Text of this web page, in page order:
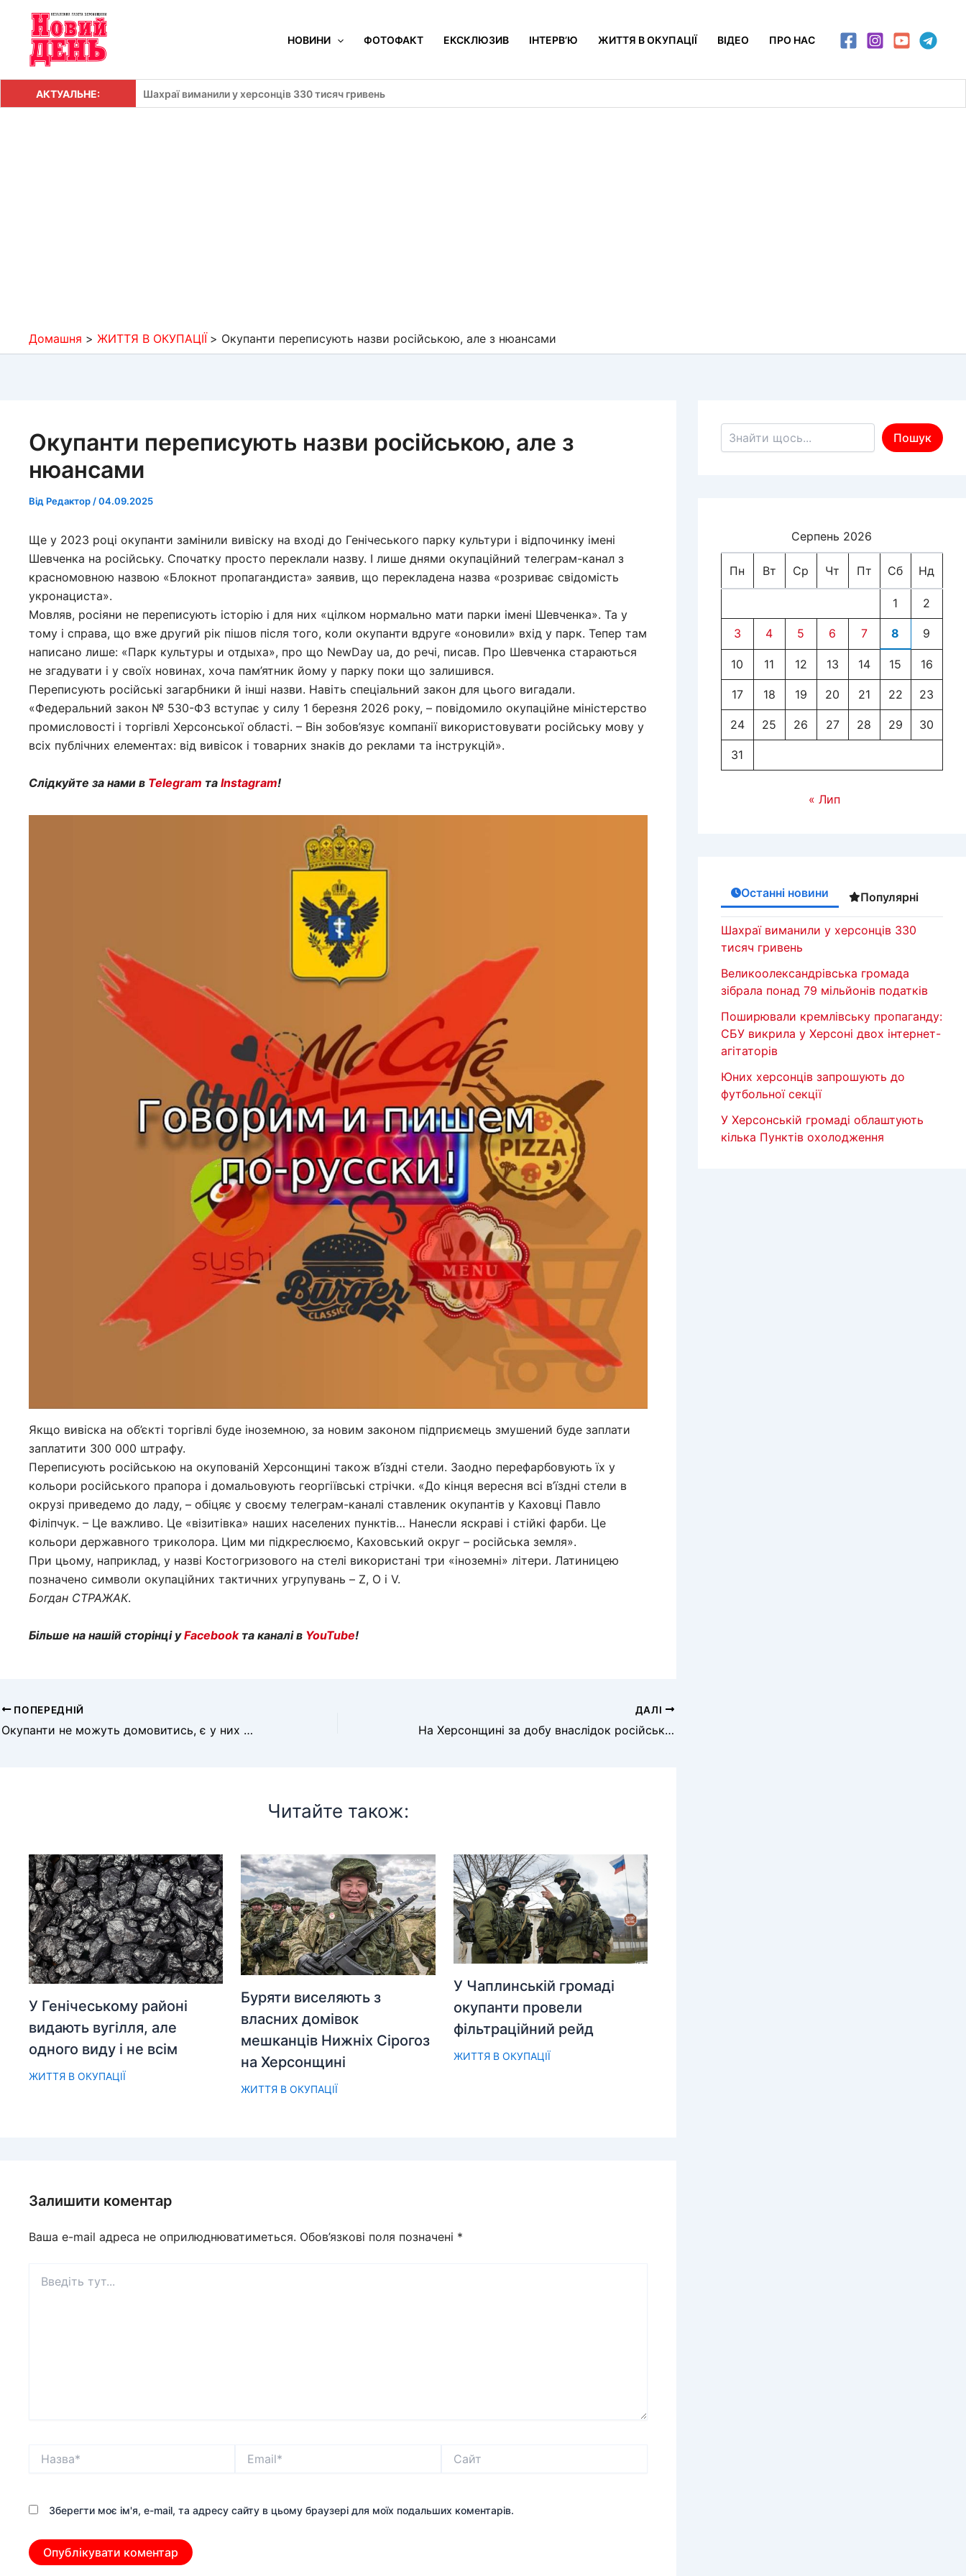
Перейти
вмісту
НОВИНИ ФОТОФАКТ ЕКСКЛЮЗИВ ІНТЕРВ’Ю ЖИТТЯ В ОКУПАЦІЇ ВІДЕО ПРО НАС
АКТУАЛЬНЕ: Шахраї виманили у херсонців 330 тисяч гривень
Домашня ЖИТТЯ В ОКУПАЦІЇ Окупанти переписують назви російською, але з нюансами
Окупанти переписують назви російською, але з
нюансами
Від Редактор /04.09.2025
Ще у 2023 році окупанти замінили вивіску на вході до Генічеського парку культури і відпочинку імені
Шевченка на російську. Спочатку просто переклали назву. І лише днями окупаційний телеграм-канал з
красномовною назвою «Блокнот пропагандиста» заявив, що перекладена назва «розриває свідомість
укронациста».
Мовляв, росіяни не переписують історію і для них «цілком нормально мати парки імені Шевченка». Та у
тому і справа, що вже другий рік пішов після того, коли окупанти вдруге «оновили» вхід у парк. Тепер там
написано лише: «Парк культуры и отдыха», про що NewDay ua, до речі, писав. Про Шевченка стараються
не згадувати і у своїх новинах, хоча пам’ятник йому у парку поки що залишився.
Переписують російські загарбники й інші назви. Навіть спеціальний закон для цього вигадали.
«Федеральний закон № 530-ФЗ вступає у силу 1 березня 2026 року, – повідомило окупаційне міністерство
промисловості і торгівлі Херсонської області. – Він зобов’язує компанії використовувати російську мову у
всіх публічних елементах: від вивісок і товарних знаків до реклами та інструкцій».
Слідкуйте за нами в Telegram та Instagram!
Якщо вивіска на об’єкті торгівлі буде іноземною, за новим законом підприємець змушений буде заплати
заплатити 300 000 штрафу.
Переписують російською на окупованій Херсонщині також в’їздні стели. Заодно перефарбовують їх у
кольори російського прапора і домальовують георгіївські стрічки. «До кінця вересня всі в’їздні стели в
окрузі приведемо до ладу, – обіцяє у своєму телеграм-каналі ставленик окупантів у Каховці Павло
Філіпчук. – Це важливо. Це «візитівка» наших населених пунктів… Нанесли яскраві і стійкі фарби. Це
кольори державного триколора. Цим ми підкреслюємо, Каховський округ – російська земля».
При цьому, наприклад, у назві Костогризового на стелі використані три «іноземні» літери. Латиницею
позначено символи окупаційних тактичних угрупувань – Z, O і V.
Богдан СТРАЖАК.
Більше на нашій сторінці уFacebookта каналі в YouTube!
ПОПЕРЕДНІЙ
Окупанти не можуть домовитись, є у них дефіцит бензину чи ні
ДАЛІ
На Херсонщині за добу внаслідок російських атак 3 людей загинули та 8 поранені
Читайте також:
У Генічеському районі
видають вугілля, але
одного виду і не всім
ЖИТТЯ В ОКУПАЦІЇ
Буряти виселяють з
власних домівок
мешканців Нижніх Сірогоз
на Херсонщині
ЖИТТЯ В ОКУПАЦІЇ
У Чаплинській громаді
окупанти провели
фільтраційний рейд
ЖИТТЯ В ОКУПАЦІЇ
Залишити коментар
Ваша e-mail адреса не оприлюднюватиметься. Обов’язкові поля позначені *
тут...
Зберегти моє ім'я, e-mail, та адресу сайту в цьому браузері для моїх подальших коментарів.
Пошук по сайту
Пошук
Серпень 2026
Пн Вт Ср Чт Пт Сб Нд
1 2
3 4 5 6 7 8 9
10 11 12 13 14 15 16
17 18 19 20 21 22 23
24 25 26 27 28 29 30
31
« Лип
Останні новини Популярні
Шахраї виманили у херсонців 330
тисяч гривень
Великоолександрівська громада
зібрала понад 79 мільйонів податків
Поширювали кремлівську пропаганду:
СБУ викрила у Херсоні двох інтернет-
агітаторів
Юних херсонців запрошують до
футбольної секції
У Херсонській громаді облаштують
кілька Пунктів охолодження